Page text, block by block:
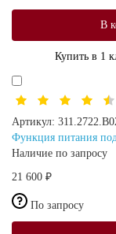
В
Купить в 1
Артикул:
Функция питания
Наличие по запросу
21 600 ₽
По запросу